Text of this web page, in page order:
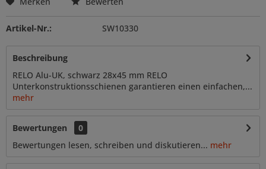
Artikel-Nr.: SW10330
Beschreibung
RELO Alu-UK, schwarz 28x45 mm RELO
Unterkonstruktionsschienen garantieren einen einfachen,...
mehr
Bewertungen
0
Bewertungen lesen, schreiben und diskutieren... mehr